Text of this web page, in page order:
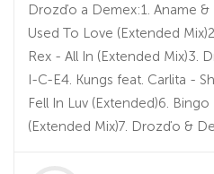
Drozďo a Demex:1. Aname
Used To Love (Extended
Rex - All In (Extended Mix)3.
I-C-E4. Kungs feat. Carlita -
Fell In Luv (Extended)6.
(Extended Mix)7. Drozďo &